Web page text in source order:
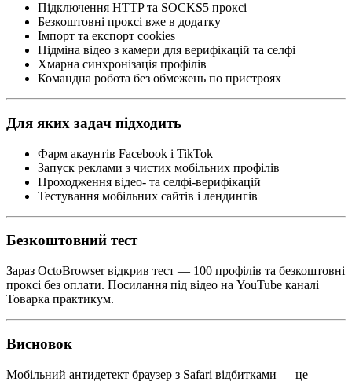
Підключення HTTP та SOCKS5 проксі
Безкоштовні проксі вже в додатку
Імпорт та експорт cookies
Підміна відео з камери для верифікацій та селфі
Хмарна синхронізація профілів
Командна робота без обмежень по пристроях
Для яких задач підходить
Фарм акаунтів Facebook і TikTok
Запуск реклами з чистих мобільних профілів
Проходження відео- та селфі-верифікацій
Тестування мобільних сайтів і лендингів
Безкоштовний тест
Зараз OctoBrowser відкрив тест — 100 профілів та безкоштовні
проксі без оплати. Посилання під відео на YouTube каналі
Товарка практикум.
Висновок
Мобільний антидетект браузер з Safari відбитками — це